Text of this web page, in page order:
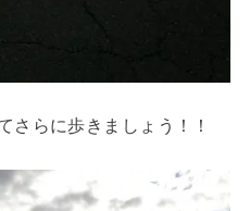
さらに歩きましょう！！